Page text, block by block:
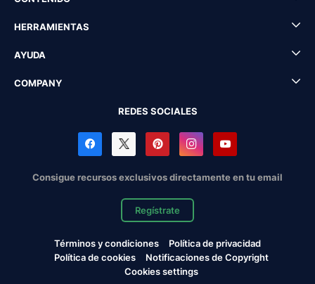
HERRAMIENTAS
AYUDA
COMPANY
REDES SOCIALES
Consigue recursos exclusivos directamente en tu email
Regístrate
Términos y condiciones
Política de privacidad
Política de cookies
Notificaciones de Copyright
Cookies settings